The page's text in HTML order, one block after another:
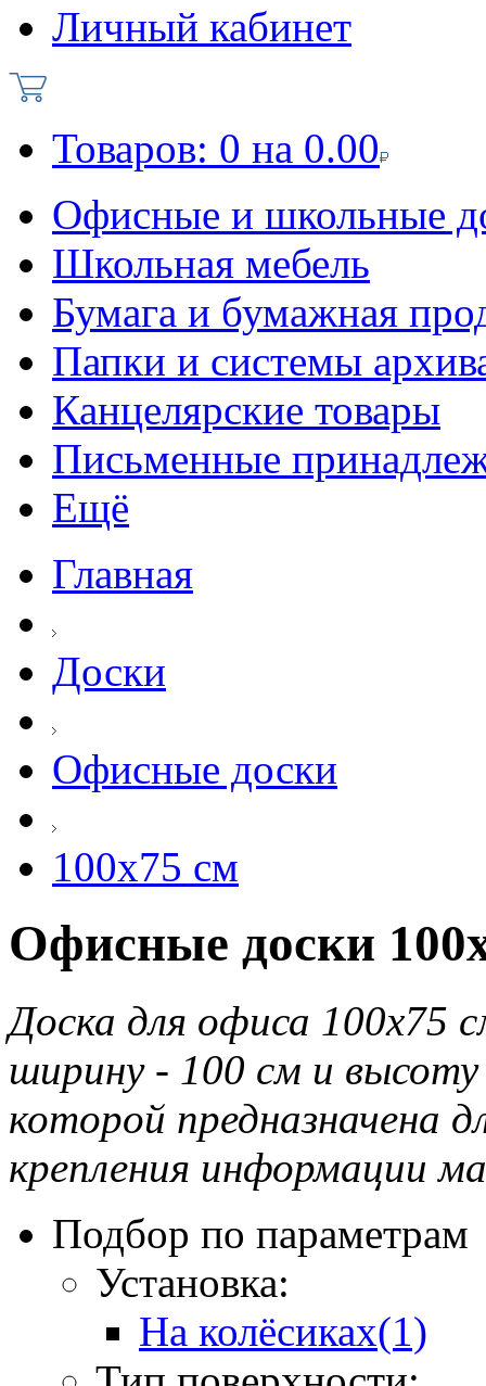
Личный кабинет
Товаров: 0 на 0.00
Офисные и школьные
Школьная мебель
Бумага и бумажная
Папки и системы
Канцелярские товары
Письменные
Ещё
Главная
Доски
Офисные доски
100х75 см
Офисные доски
Доска для офиса 100х75
ширину - 100 см и
которой предназначена
крепления информации
Подбор по параметрам
Установка:
На колёсиках(1)